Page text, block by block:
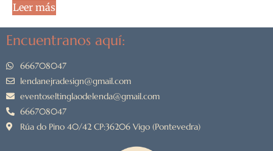
Leer más
Encuentranos aquí:
666708047
lendanejradesign@gmail.com
eventoseltinglaodelenda@gmail.com
666708047
Rúa do Pino 40/42 CP:36206 Vigo (Pontevedra)